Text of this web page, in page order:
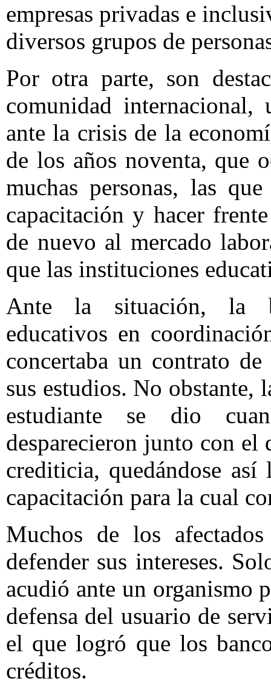
empresas privadas e
diversos grupos de
Por otra parte, son
comunidad
ante la crisis de la
de los años noventa, que
muchas personas, las
capacitación y hacer
de nuevo al mercado
que las instituciones
Ante la situación, la
educativos en
concertaba un contrato
sus estudios. No obstante,
estudiante se dio
desparecieron junto con
crediticia, quedándose
capacitación para la cual
Muchos de los
defender sus intereses.
acudió ante un organismo
defensa del usuario de
el que logró que los
créditos.